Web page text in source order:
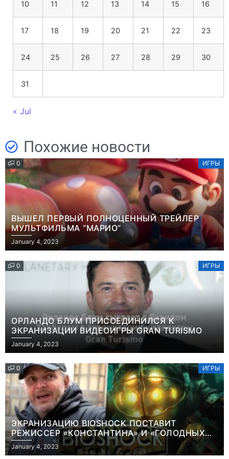
10 11 12 13 14 15 16
17 18 19 20 21 22 23
24 25 26 27 28 29 30
31
« Jul
Похожие новости
0 ИГРЫ
ВЫШЕЛ ПЕРВЫЙ ПОЛНОЦЕННЫЙ ТРЕЙЛЕР
МУЛЬТФИЛЬМА “МАРИО”
January 4, 2023
0 ИГРЫ
ОРЛАНДО БЛУМ ПРИСОЕДИНИЛСЯ К
ЭКРАНИЗАЦИИ ВИДЕОИГРЫ GRAN TURISMO
January 4, 2023
0 ИГРЫ
ЭКРАНИЗАЦИЮ BIOSHOCK ПОСТАВИТ
РЕЖИССЕР «КОНСТАНТИНА» И «ГОЛОДНЫХ
ИГР»
January 4, 2023